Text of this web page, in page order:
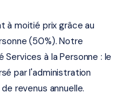
à moitié prix grâce au
(50%). Notre
à la Personne : le
par l'administration
revenus annuelle.